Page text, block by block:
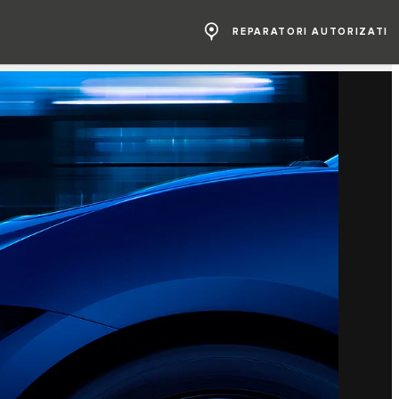
REPARATORI AUTORIZATI